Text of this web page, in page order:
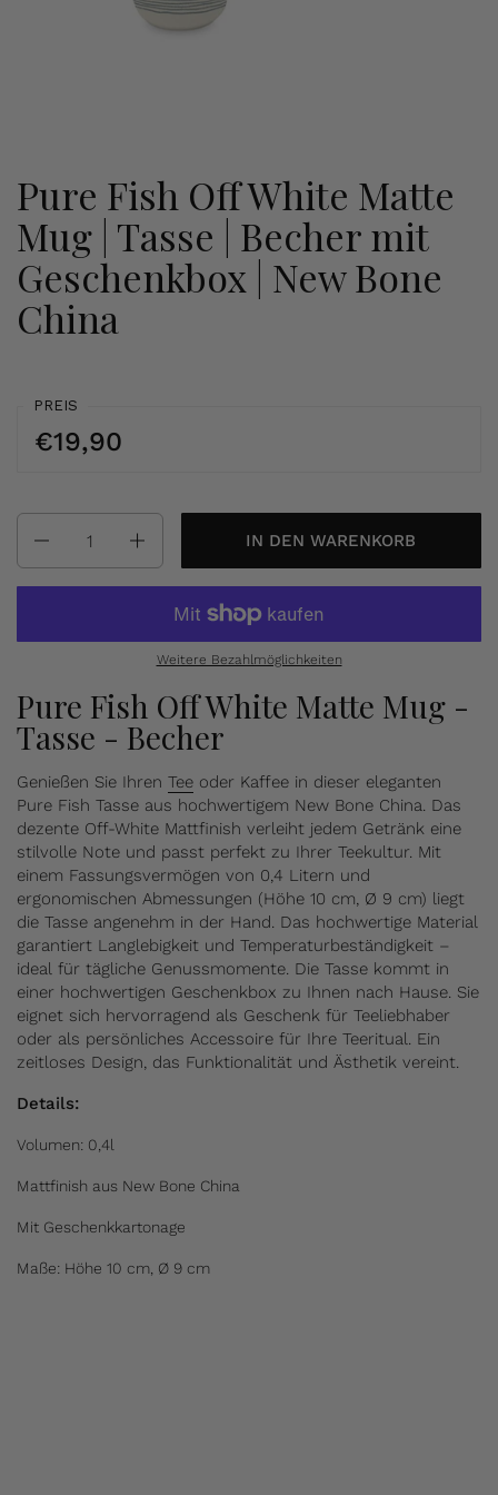
Pure Fish Off White Matte
Mug | Tasse | Becher mit
Geschenkbox | New Bone
China
PREIS
€19,90
IN DEN WARENKORB
Weitere Bezahlmöglichkeiten
Pure Fish Off White Matte Mug -
Tasse - Becher
Genießen Sie Ihren Tee oder Kaffee in dieser eleganten
Pure Fish Tasse aus hochwertigem New Bone China. Das
dezente Off-White Mattfinish verleiht jedem Getränk eine
stilvolle Note und passt perfekt zu Ihrer Teekultur. Mit
einem Fassungsvermögen von 0,4 Litern und
ergonomischen Abmessungen (Höhe 10 cm, Ø 9 cm) liegt
die Tasse angenehm in der Hand. Das hochwertige Material
garantiert Langlebigkeit und Temperaturbeständigkeit –
ideal für tägliche Genussmomente. Die Tasse kommt in
einer hochwertigen Geschenkbox zu Ihnen nach Hause. Sie
eignet sich hervorragend als Geschenk für Teeliebhaber
oder als persönliches Accessoire für Ihre Teeritual. Ein
zeitloses Design, das Funktionalität und Ästhetik vereint.
Details:
Volumen: 0,4l
Mattfinish aus New Bone China
Mit Geschenkkartonage
Maße: Höhe 10 cm, Ø 9 cm